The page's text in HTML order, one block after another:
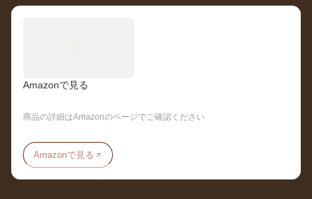
Amazonで見る
商品の詳細はAmazonのページでご確認ください
Amazonで見る